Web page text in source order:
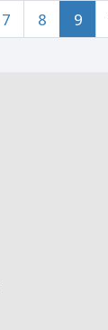
7 8 9